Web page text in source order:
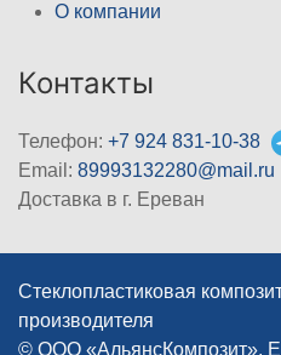
О компании
Контакты
Телефон: +7 924 831-10-38
Email: 89993132280@mail.ru
Доставка в г. Ереван
Стеклопластиковая
производителя
© ООО «АльянсКомпозит»,